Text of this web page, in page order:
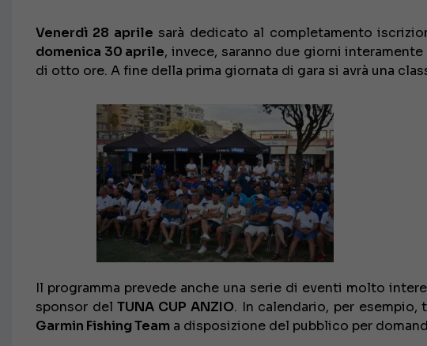
Venerdì 28 aprile sarà dedicato al completamento
domenica 30 aprile, invece, saranno due giorni
di otto ore. A fine della prima giornata di gara si avrà una
Il programma prevede anche una serie di eventi molto
sponsor delTUNA CUP ANZIO. In calendario, per
Garmin Fishing Team a disposizione del pubblico per